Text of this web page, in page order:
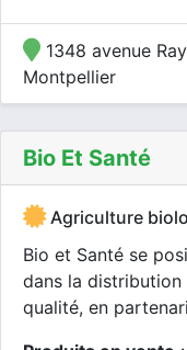
1348 avenue
Montpellier
Bio Et Santé
Agriculture
Bio et Santé se
dans la distribution
qualité, en